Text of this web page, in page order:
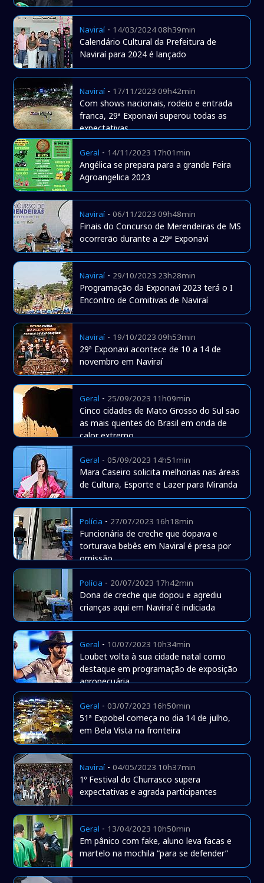
Naviraí- 14/03/2024 08h39min
Calendário Cultural da Prefeitura de
Naviraí para 2024 é lançado
Naviraí- 17/11/2023 09h42min
Com shows nacionais, rodeio e entrada
franca, 29ª Exponavi superou todas as
expectativas
Geral - 14/11/2023 17h01min
Angélica se prepara para a grande Feira
Agroangelica 2023
Naviraí-06/11/2023 09h48min
Finais do Concurso de Merendeiras de MS
ocorrerão durante a 29ª Exponavi
Naviraí- 29/10/2023 23h28min
Programação da Exponavi 2023 terá o I
Encontro de Comitivas de Naviraí
Naviraí- 19/10/2023 09h53min
29ª Exponavi acontece de 10 a 14 de
novembro em Naviraí
Geral - 25/09/2023 11h09min
Cinco cidades de Mato Grosso do Sul são
as mais quentes do Brasil em onda de
calor extremo
Geral -05/09/2023 14h51min
Mara Caseiro solicita melhorias nas áreas
de Cultura, Esporte e Lazer para Miranda
Polícia - 27/07/2023 16h18min
Funcionária de creche que dopava e
torturava bebês em Naviraí é presa por
omissão
Polícia - 20/07/2023 17h42min
Dona de creche que dopou e agrediu
crianças aqui em Naviraí é indiciada
Geral - 10/07/2023 10h34min
Loubet volta à sua cidade natal como
destaque em programação de exposição
agropecuária
Geral -03/07/2023 16h50min
51ª Expobel começa no dia 14 de julho,
em Bela Vista na fronteira
Naviraí-04/05/2023 10h37min
1º Festival do Churrasco supera
expectativas e agrada participantes
Geral - 13/04/2023 10h50min
Em pânico com fake, aluno leva facas e
martelo na mochila “para se defender”